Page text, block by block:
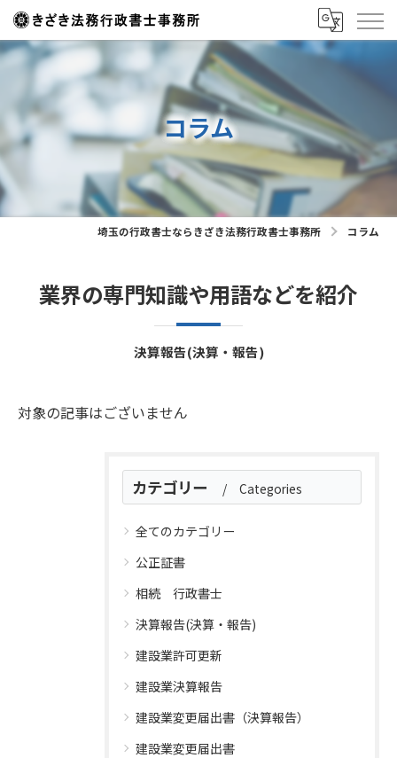
コラム
埼玉の行政書士ならきざき法務行政書士事務所 コラム
業界の専門知識や用語などを紹介
決算報告(決算・報告)
対象の記事はございません
カテゴリー Categories
全てのカテゴリー
公正証書
相続 行政書士
決算報告(決算・報告)
建設業許可更新
建設業決算報告
建設業変更届出書（決算報告）
建設業変更届出書